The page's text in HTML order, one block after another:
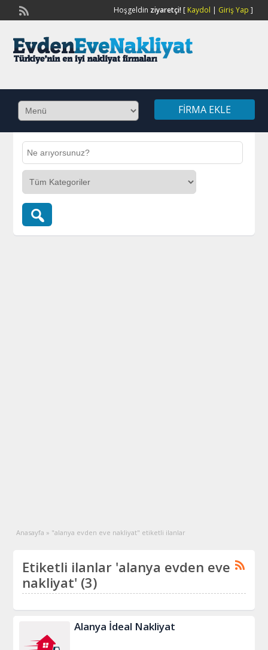
Hoşgeldin ziyaretçi![ Kaydol | Giriş Yap ]
FIRMA EKLE
Anasayfa » "alanya evden eve nakliyat" etiketli ilanlar
Etiketli ilanlar 'alanya evden eve
nakliyat' (3)
Alanya İdeal Nakliyat